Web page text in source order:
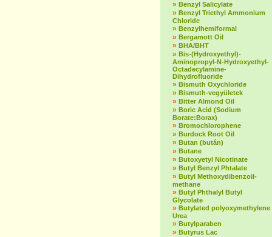
» Benzyl Salicylate
» Benzyl Triethyl Ammonium
Chloride
» Benzylhemiformal
» Bergamott Oil
» BHA/BHT
» Bis-(Hydroxyethyl)-
Aminopropyl-N-Hydroxyethyl-
Octadecylamine-
Dihydrofluoride
» Bismuth Oxychloride
» Bismuth-vegyületek
» Bitter Almond Oil
» Boric Acid (Sodium
Borate:Borax)
» Bromochlorophene
» Burdock Root Oil
» Butan (bután)
» Butane
» Butoxyetyl Nicotinate
» Butyl Benzyl Phtalate
» Butyl Methoxydibenzoil-
methane
» Butyl Phthalyl Butyl
Glycolate
» Butylated polyoxymethylene
Urea
» Butylparaben
» Butyrus Lac